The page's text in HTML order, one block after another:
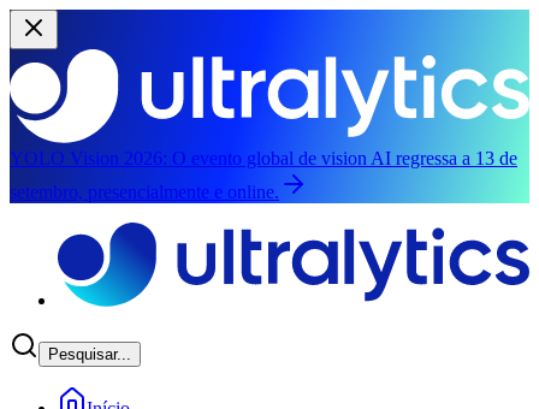
YOLO Vision 2026: O evento global de vision AI regressa a 13 de
setembro, presencialmente e online.
Pesquisar...